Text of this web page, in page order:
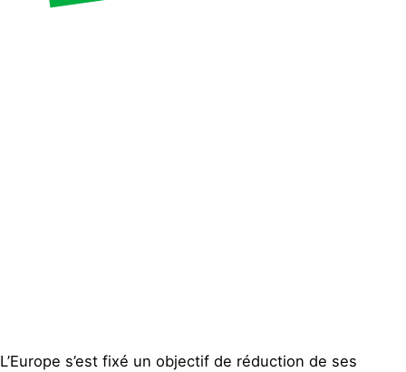
Publications
L’Europe s’est fixé un objectif de réduction de ses